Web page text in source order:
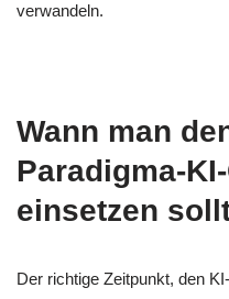
verwandeln.
Wann man
Paradigma-
einsetzen
Der richtige Zeitpunkt, den